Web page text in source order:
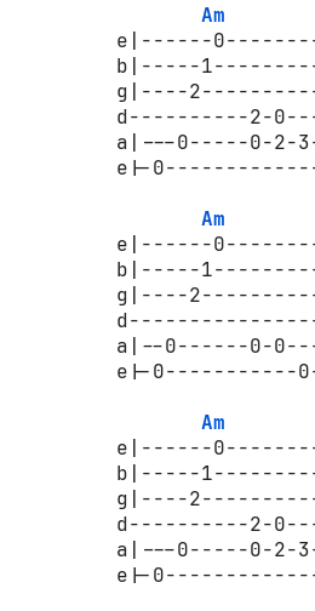
Am
e|------
b|-----
g|----
d----------2-
a|---0-----0-
e|-
Am
e|------
b|-----
g|----
a|--0------0-
e|-0-----------
Am
e|------
b|-----
g|----
d----------2-
a|---0-----0-
e|-